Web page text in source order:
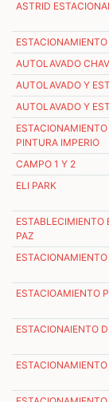
ASTRID
AUTOLAVADO
AUTOLAVADO Y
AUTOLAVADO Y
PINTURA IMPERIO
CAMPO 1 Y 2
ELI PARK
ESTABLECIMIENTO
PAZ
ESTACIOAMIENTO
ESTACIONAIENTO
ESTACIONAMIENTO